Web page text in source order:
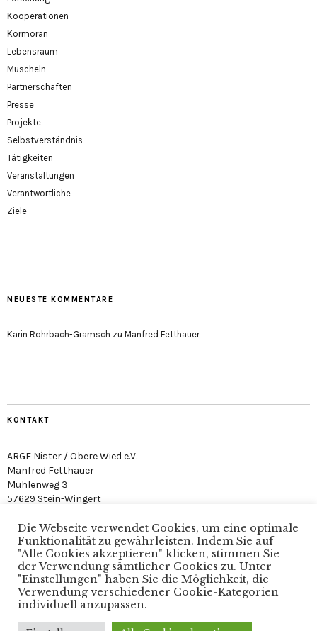
Kooperationen
Kormoran
Lebensraum
Muscheln
Partnerschaften
Presse
Projekte
Selbstverständnis
Tätigkeiten
Veranstaltungen
Verantwortliche
Ziele
NEUESTE KOMMENTARE
Karin Rohrbach-Gramsch zu Manfred Fetthauer
KONTAKT
ARGE Nister / Obere Wied e.V.
Manfred Fetthauer
Mühlenweg 3
57629 Stein-Wingert
Arge Nister / Obere Wied e.V. · Verein zum Schutz der
Nister
Die Webseite verwendet Cookies, um eine optimale
Funktionalität zu gewährleisten. Indem Sie auf
"Alle Cookies akzeptieren" klicken, stimmen Sie
der Verwendung sämtlicher Cookies zu. Unter
"Einstellungen" haben Sie die Möglichkeit, die
Verwendung verschiedener Cookie-Kategorien
individuell anzupassen.